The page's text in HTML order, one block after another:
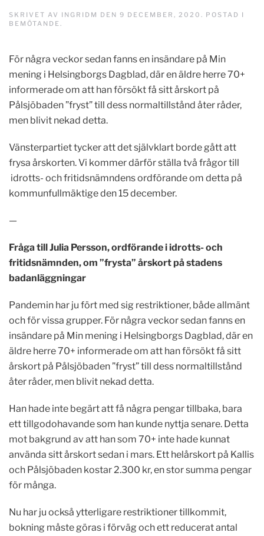
SKRIVET AV INGRIDM DEN 9 DECEMBER, 2020 . POSTAD I
BEMÖTANDE.
För några veckor sedan fanns en insändare på Min
mening i Helsingborgs Dagblad, där en äldre herre 70+
informerade om att han försökt få sitt årskort på
Pålsjöbaden ”fryst” till dess normaltillstånd åter råder,
men blivit nekad detta.
Vänsterpartiet tycker att det självklart borde gått att
frysa årskorten. Vi kommer därför ställa två frågor till
idrotts- och fritidsnämndens ordförande om detta på
kommunfullmäktige den 15 december.
—
Fråga till Julia Persson, ordförande i idrotts- och
fritidsnämnden, om ”frysta” årskort på stadens
badanläggningar
Pandemin har ju fört med sig restriktioner, både allmänt
och för vissa grupper. För några veckor sedan fanns en
insändare på Min mening i Helsingborgs Dagblad, där en
äldre herre 70+ informerade om att han försökt få sitt
årskort på Pålsjöbaden ”fryst” till dess normaltillstånd
åter råder, men blivit nekad detta.
Han hade inte begärt att få några pengar tillbaka, bara
ett tillgodohavande som han kunde nyttja senare. Detta
mot bakgrund av att han som 70+ inte hade kunnat
använda sitt årskort sedan i mars. Ett helårskort på Kallis
och Pålsjöbaden kostar 2.300 kr, en stor summa pengar
för många.
Nu har ju också ytterligare restriktioner tillkommit,
bokning måste göras i förväg och ett reducerat antal